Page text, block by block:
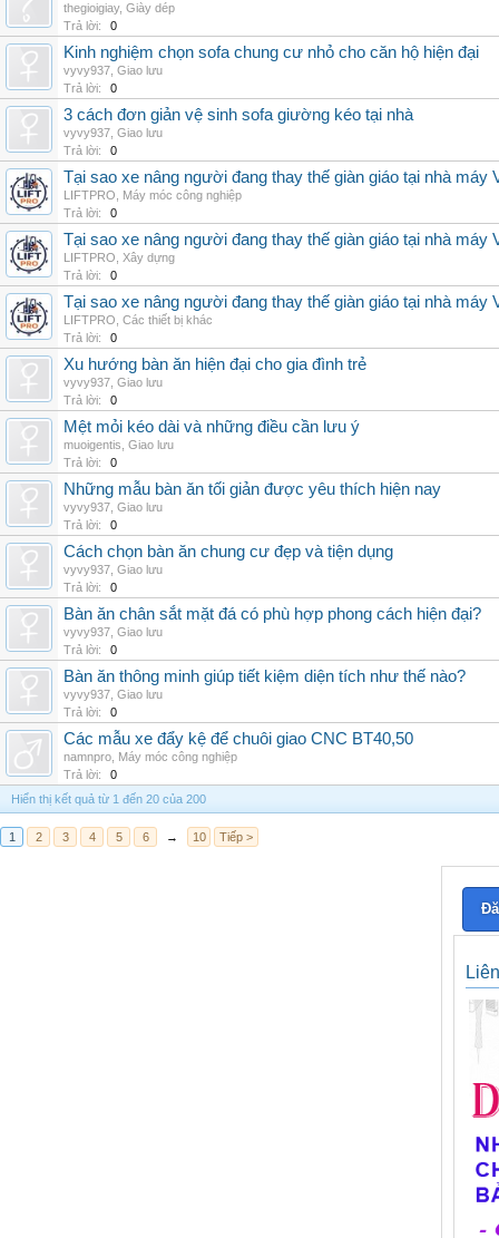
thegioigiay, Giày dép
Trả lời:
0
Kinh nghiệm chọn sofa chung cư nhỏ cho căn hộ hiện đại
vyvy937 Giao lưu
Trả lời:
0
3 cách đơn giản vệ sinh sofa giường kéo tại nhà
vyvy937 Giao lưu
Trả lời:
0
Tại sao xe nâng người đang thay thế giàn giáo tại nhà máy
LIFTPRO
Máy móc công nghiệp
Trả lời:
0
Tại sao xe nâng người đang thay thế giàn giáo tại nhà máy
LIFTPRO
Xây dựng
Trả lời:
0
Tại sao xe nâng người đang thay thế giàn giáo tại nhà máy
LIFTPRO Các thiết bị khác
Trả lời:
0
Xu hướng bàn ăn hiện đại cho gia đình trẻ
vyvy937 Giao lưu
Trả lời:
0
Mệt mỏi kéo dài và những điều cần lưu ý
muoigentis Giao lưu
Trả lời:
0
Những mẫu bàn ăn tối giản được yêu thích hiện nay
vyvy937 Giao lưu
Trả lời:
0
Cách chọn bàn ăn chung cư đẹp và tiện dụng
vyvy937 Giao lưu
Trả lời:
0
Bàn ăn chân sắt mặt đá có phù hợp phong cách hiện đại?
vyvy937 Giao lưu
Trả lời:
0
Bàn ăn thông minh giúp tiết kiệm diện tích như thế nào?
vyvy937 Giao lưu
Trả lời:
0
Các mẫu xe đẩy kệ để chuôi giao CNC BT40,50
namnpro Máy móc công nghiệp
Trả lời:
0
Hiển thị kết quả từ 1 đến 20 của 200
1 2 3 4 5 6 → 10 Tiếp >